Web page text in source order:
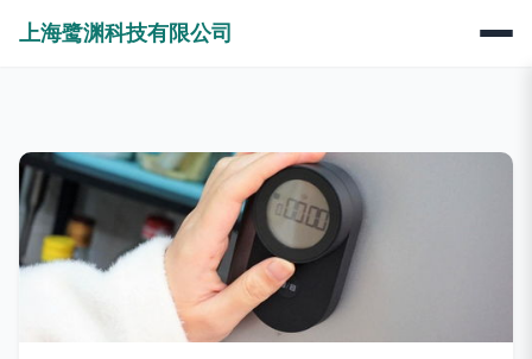
上海鹭渊科技有限公司